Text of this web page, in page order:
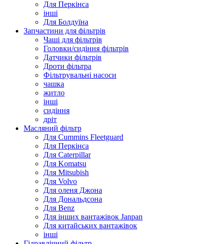
Для Перкінса
інші
Для Болдуїна
Запчастини для фільтрів
Чаші для фільтрів
Головки/сидіння фільтрів
Датчики фільтрів
Дроти фільтра
Фільтрувальні насоси
чашка
житло
інші
сидіння
дріт
Масляний фільтр
Для Cummins Fleetguard
Для Перкінса
Для Caterpillar
Для Komatsu
Для Mitsubish
Для Volvo
Для оленя Джона
Для Дональдсона
Для Benz
Для інших вантажівок Janpan
Для китайських вантажівок
інші